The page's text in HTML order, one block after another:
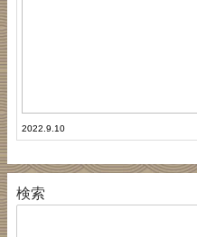
2022.9.10
検索